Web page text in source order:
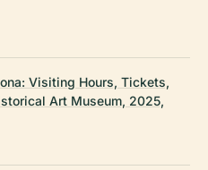
Visiting Hours, Tickets,
Art Museum, 2025,